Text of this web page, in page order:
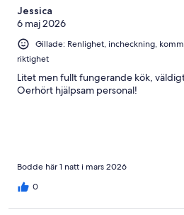
Jessica
6 maj 2026
Gillade: Renlighet, incheckning,
riktighet
Litet men fullt fungerande kök,
Oerhört hjälpsam personal!
Bodde här 1 natt i mars 2026
0